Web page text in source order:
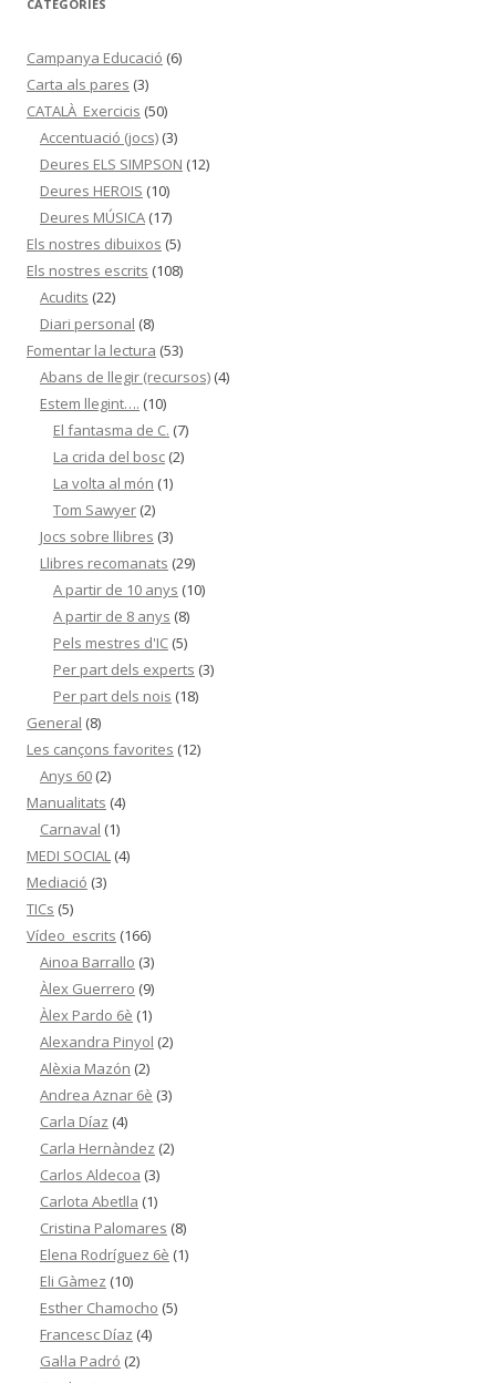
CATEGORIES
Campanya Educació (6)
Carta als pares (3)
CATALÀ_Exercicis (50)
Accentuació (jocs) (3)
Deures ELS SIMPSON (12)
Deures HEROIS (10)
Deures MÚSICA (17)
Els nostres dibuixos (5)
Els nostres escrits (108)
Acudits (22)
Diari personal (8)
Fomentar la lectura (53)
Abans de llegir (recursos) (4)
Estem llegint…. (10)
El fantasma de C. (7)
La crida del bosc (2)
La volta al món (1)
Tom Sawyer (2)
Jocs sobre llibres (3)
Llibres recomanats (29)
A partir de 10 anys (10)
A partir de 8 anys (8)
Pels mestres d'IC (5)
Per part dels experts (3)
Per part dels nois (18)
General (8)
Les cançons favorites (12)
Anys 60 (2)
Manualitats (4)
Carnaval (1)
MEDI SOCIAL (4)
Mediació (3)
TICs (5)
Vídeo_escrits (166)
Ainoa Barrallo (3)
Àlex Guerrero (9)
Àlex Pardo 6è (1)
Alexandra Pinyol (2)
Alèxia Mazón (2)
Andrea Aznar 6è (3)
Carla Díaz (4)
Carla Hernàndez (2)
Carlos Aldecoa (3)
Carlota Abetlla (1)
Cristina Palomares (8)
Elena Rodríguez 6è (1)
Eli Gàmez (10)
Esther Chamocho (5)
Francesc Díaz (4)
Gal·la Padró (2)